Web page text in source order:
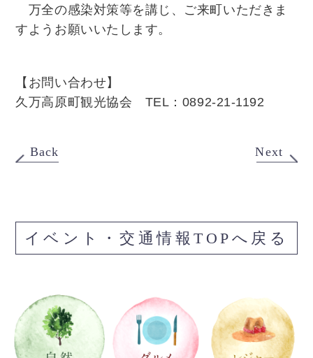
万全の感染対策等を講じ、ご来町いただきま
すようお願いいたします。
【お問い合わせ】
久万高原町観光協会 TEL：0892-21-1192
Back Next
イベント・交通情報TOPへ戻る